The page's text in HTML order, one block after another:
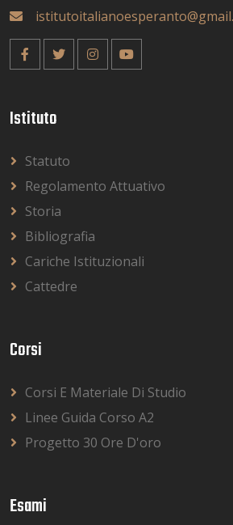
Istituto
Statuto
Regolamento Attuativo
Storia
Bibliografia
Cariche Istituzionali
Cattedre
Corsi
Corsi E Materiale Di Studio
Linee Guida Corso A2
Progetto 30 Ore D'oro
Esami